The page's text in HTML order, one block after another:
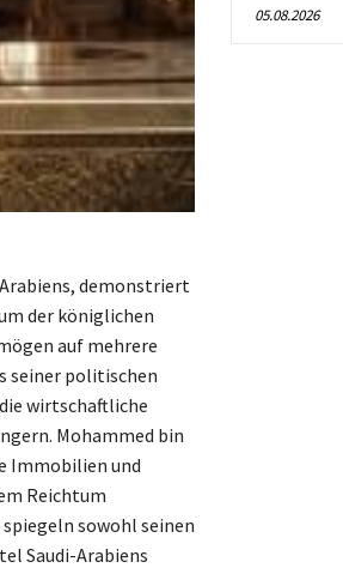
demonstriert
der königlichen
auf mehrere
seiner politischen
wirtschaftliche
Mohammed bin
Immobilien und
Reichtum
sowohl seinen
Saudi-Arabiens
05.08.2026